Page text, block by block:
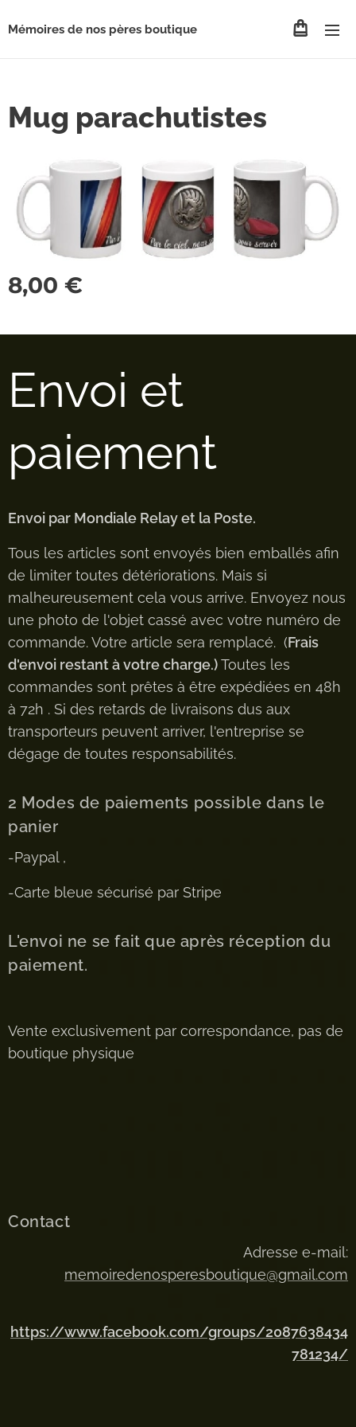
Mémoires de nos pères boutique
Mug parachutistes
8,00 €
Envoi et
paiement
Envoi par Mondiale Relay et la Poste.
Tous les articles sont envoyés bien emballés afin
de limiter toutes détériorations. Mais si
malheureusement cela vous arrive. Envoyez nous
une photo de l'objet cassé avec votre numéro de
commande. Votre article sera remplacé. (Frais
d'envoi restant à votre charge.)Toutes les
commandes sont prêtes à être expédiées en 48h
à 72h . Si des retards de livraisons dus aux
transporteurs peuvent arriver, l'entreprise se
dégage de toutes responsabilités.
2 Modes de paiements possible dans le
panier
-Paypal ,
-Carte bleue sécurisé par Stripe
L'envoi ne se fait que après réception du
paiement.
Vente exclusivement par correspondance, pas de
boutique physique
Contact
Adresse e-mail:
memoiredenosperesboutique@gmail.com
https://www.facebook.com/groups/2087638434
781234/